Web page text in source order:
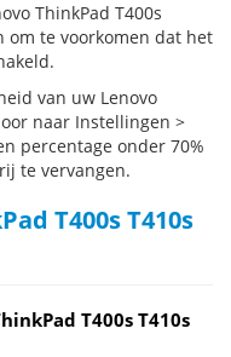
ThinkPad T400s
om te voorkomen dat het
van uw Lenovo
naar Instellingen >
percentage onder 70%
te vervangen.
T400s T410s
T400s T410s